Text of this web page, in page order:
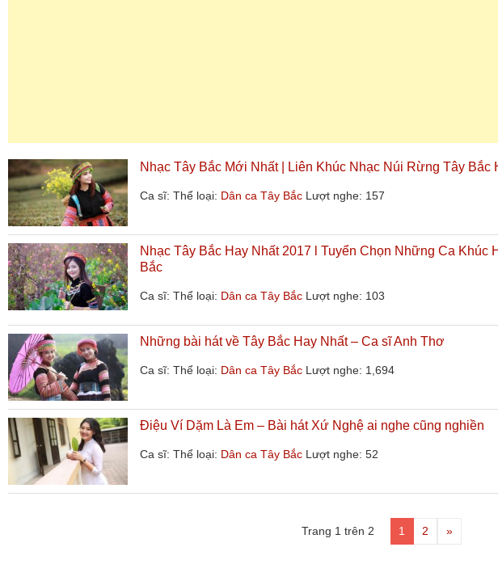
Nhạc Tây Bắc Mới Nhất | Liên Khúc Nhạc Núi Rừng Tây Bắc
Ca sĩ: Thể loại: Dân ca Tây Bắc Lượt nghe: 157
Nhạc Tây Bắc Hay Nhất 2017 l Tuyển Chọn Những Ca Khúc
Bắc
Ca sĩ: Thể loại: Dân ca Tây Bắc Lượt nghe: 103
Những bài hát về Tây Bắc Hay Nhất – Ca sĩ Anh Thơ
Ca sĩ: Thể loại: Dân ca Tây Bắc Lượt nghe: 1,694
Điệu Ví Dặm Là Em – Bài hát Xứ Nghệ ai nghe cũng nghiền
Ca sĩ: Thể loại: Dân ca Tây Bắc Lượt nghe: 52
Trang 1 trên 2 1 2 »